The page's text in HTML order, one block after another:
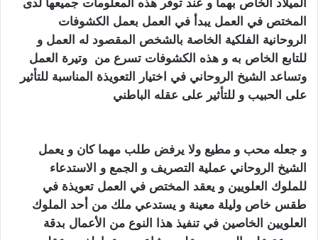
الميلاد الخاص بهما و عند توفر هذه المعلومات جميعها لدى
المختص في العمل يبدأ في العمل بعمل الكشوفات
الروحانية الفلكية الخاصة بالشخص المقصود له العمل و
للتابع الخاص به و هذه الكشوفات تسرع من وتيرة العمل
وتساعد الشيخ الروحاني في اختيار التعويذة المناسبة للتأثير
على الحبيب و للتأثير على عقله الباطني
و جعله محب و مطيع ولا يرفض طلب مهما كان و يعمل
الشيخ الروحاني عملية التصريف و الجمع و الاستدعاء
للملوك العلويين و يعقد المختص في العمل تعويذة في
طقس خاص وليلة معينة و يستدعي ملك من أحد الملوك
العلويين الخاصين في تنفيذ هذا النوع من الأعمال بدقة